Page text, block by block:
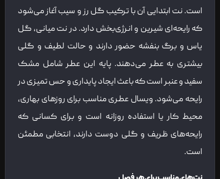
است. نت ابتدایی آن با ترکیب گل رز و سیب آغاز می‌شود
که رایحه‌ای شیرین و انرژی‌بخش دارد. در نت میانی، گل
یاس و برگ بنفشه حضور دارند و حالت لطیف و گلی
بیشتری به عطر می‌دهند. پایه این عطر شامل مشک
سفید و عنبر است که باعث ایجاد پایداری و حس تمیزی در
رایحه می‌شود. ویسال عطری مناسب برای روزهای بهاری،
محیط کار یا استفاده روزانه است و برای کسانی که
رایحه‌های ظریف و گلی دوست دارند، انتخابی مطمئن
است.